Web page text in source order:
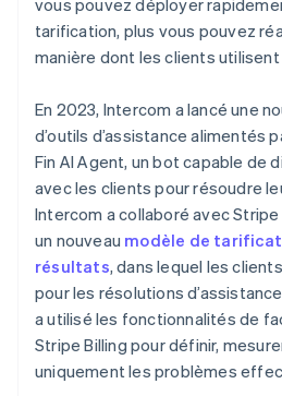
vous pouvez déployer
tarification, plus vous pouvez
manière dont les clients utilisent
En 2023, Intercom a lancé une
d’outils d’assistance alimentés
Fin AI Agent, un bot capable de
avec les clients pour résoudre
Intercom a collaboré avec
un nouveau modèle de
résultats, dans lequel les
pour les résolutions
a utilisé les fonctionnalités de
Stripe Billing pour définir,
uniquement les problèmes